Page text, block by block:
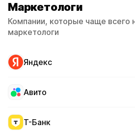
Маркетологи
Компании, которые чаще всего
маркетологи
Яндекс
Авито
Т-Банк